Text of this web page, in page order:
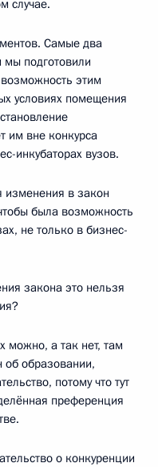
случае.
Самые два
подготовили
этим
условиях помещения
им вне конкурса
инкубаторах вузов.
изменения в закон
была возможность
не только в бизнес-
закона это нельзя
можно, а так нет, там
об образовании,
потому что тут
преференция
о конкуренции